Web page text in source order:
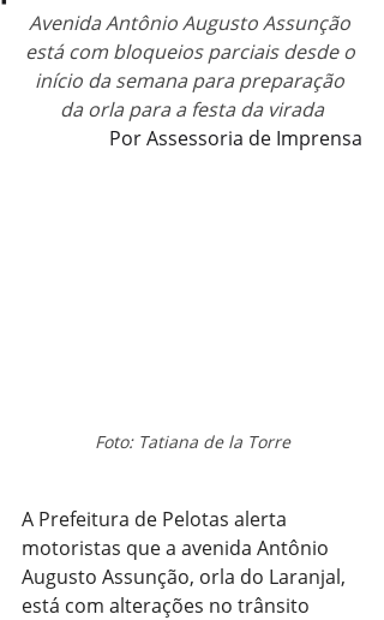
Avenida Antônio Augusto Assunção
está com bloqueios parciais desde o
início da semana para preparação
da orla para a festa da virada
Por Assessoria de Imprensa
Foto: Tatiana de la Torre
A Prefeitura de Pelotas alerta
motoristas que a avenida Antônio
Augusto Assunção, orla do Laranjal,
está com alterações no trânsito